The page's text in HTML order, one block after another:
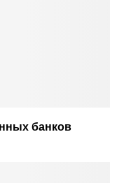
банков